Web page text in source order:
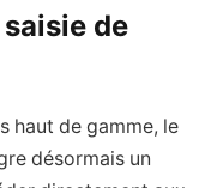
de
haut de gamme, le
désormais un